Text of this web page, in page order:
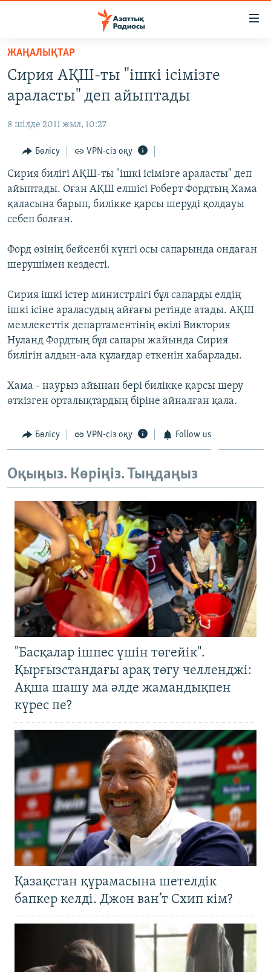
Skip
main
content
Skip
to
Navigation
Skip
to
Search
САЯСАТ
AZATTYQTV
ҚАҢТАР ОҚИҒАСЫ
АДАМ ҚҰҚЫҚТАРЫ
ӘЛЕУМЕТ
ӘЛЕМ
АРНАЙЫ ЖОБАЛАР
Русский
Басқа тілдерде
ЖАҢАЛЫҚТАР
Сирия АҚШ-ты "ішкі ісімізге
араласты" деп айыптады
8 шілде 2011 жыл, 10:27
Бөлісу VPN-сіз оқу
Сирия билігі АҚШ-ты "ішкі ісімізге араласты" деп
айыптады. Оған АҚШ елшісі Роберт Фордтың Хама
қаласына барып, билікке қарсы шеруді қолдауы
себеп болған.
Форд өзінің бейсенбі күнгі осы сапарында ондаған
шерушімен кездесті.
Сирия ішкі істер министрлігі бұл сапарды елдің
ішкі ісіне араласудың айғағы ретінде атады. АҚШ
мемлекеттік департаментінің өкілі Виктория
Нуланд Фордтың бұл сапары жайында Сирия
билігін алдын-ала құлағдар еткенін хабарлады.
Хама - наурыз айынан бері билікке қарсы шеру
өткізген орталықтардың біріне айналған қала.
Бөлісу VPN-сіз оқу Follow us
Оқыңыз. Көріңіз. Тыңдаңыз
"Басқалар ішпес үшін төгейік".
Қырғызстандағы арақ төгу челленджі:
Ақша шашу ма әлде жамандықпен
күрес пе?
Қазақстан құрамасына шетелдік
бапкер келді. Джон ван’т Схип кім?